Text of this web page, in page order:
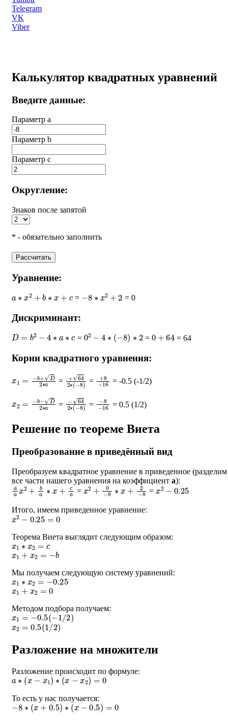
Telegram
VK
Viber
Калькулятор квадратных уравнений
Введите данные:
Параметр a
Параметр b
Параметр с
Округление:
Знаков после запятой
* - обязательно заполнить
Рассчитать
Уравнение:
2 b ∗ = 8∗ 2+ 2 = 0
Дискриминант:
D= 2− a = 02 ∗ − )∗ = 0 +64 = 64
Корни квадратного уравнения:
+ D2∗ = 642∗ 8 )
= 8− = -0.5 (-1/2)
b−D2∗ = −642∗ 8)
= −8− = 0.5 (1/2)
Решение по теореме Виета
Преобразование в приведённый вид
Преобразуем квадратное уравнение в приведенное (разделим
все части нашего уравнения на коэффициент a):
aax2+ba∗x+ca = x2+0−8 ∗x+2−8 =x2− 0.25
Итого, имеем приведенное уравнение:
x2−0.25=0
Теорема Виета выглядит следующим образом:
x1∗x2= c
x1 + x2 =− b
Мы получаем следующую систему уравнений:
x1∗x2=−0.25
x1 + x2 =0
Методом подбора получаем:
x1=−0.5(−1/2)
x2 =0.5 (1/2)
Разложение на множители
Разложение происходит по формуле:
a ∗(x−x1)∗ (x−x2)=0
То есть у нас получается:
−8∗(x+0.5)∗(x−0.5)=0